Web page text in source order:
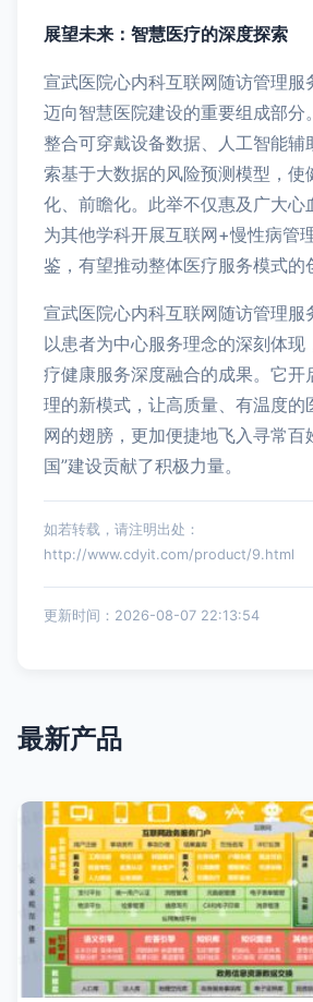
展望未来：智慧医疗的深度探索
宣武医院心内科互联网随访管理服
迈向智慧医院建设的重要组成部分
整合可穿戴设备数据、人工智能辅
索基于大数据的风险预测模型，使
化、前瞻化。此举不仅惠及广大心
为其他学科开展互联网+慢性病管
鉴，有望推动整体医疗服务模式的
宣武医院心内科互联网随访管理服
以患者为中心服务理念的深刻体现
疗健康服务深度融合的成果。它开
理的新模式，让高质量、有温度的
网的翅膀，更加便捷地飞入寻常百
国”建设贡献了积极力量。
如若转载，请注明出处：
http://www.cdyit.com/product/9.html
更新时间：2026-08-07 22:13:54
最新产品